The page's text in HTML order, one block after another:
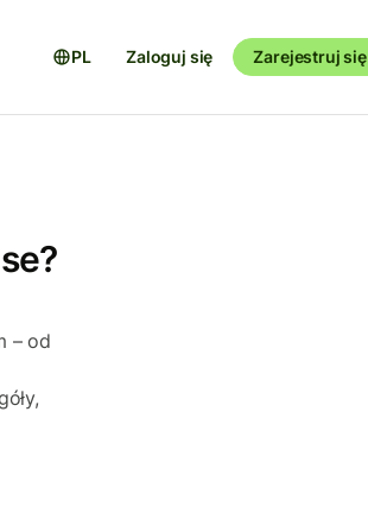
PL Zaloguj się Zarejestruj się
– od